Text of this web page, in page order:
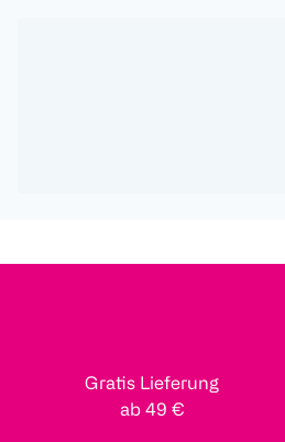
Gratis Lieferung
ab 49 €